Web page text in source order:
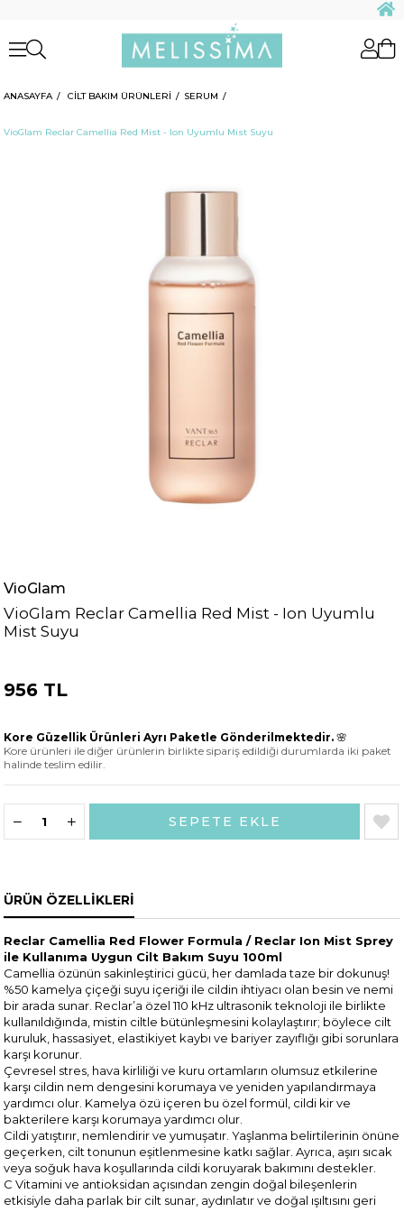
ANASAYFA CİLT BAKIM ÜRÜNLERİ SERUM
VioGlam Reclar Camellia Red Mist - Ion Uyumlu Mist Suyu
VioGlam Reclar Camellia Red Mist - Ion Uyumlu
Mist Suyu
VioGlam
956 TL
Kore Güzellik Ürünleri Ayrı Paketle Gönderilmektedir. 🌸
Kore ürünleri ile diğer ürünlerin birlikte sipariş edildiği durumlarda iki paket
halinde teslim edilir.
ÜRÜN ÖZELLIKLERI
Reclar Camellia Red Flower Formula / Reclar Ion Mist Sprey
ile Kullanıma Uygun Cilt Bakım Suyu 100ml
Camellia özünün sakinleştirici gücü, her damlada taze bir dokunuş!
%50 kamelya çiçeği suyu içeriği ile cildin ihtiyacı olan besin ve nemi
bir arada sunar. Reclar’a özel 110 kHz ultrasonik teknoloji ile birlikte
kullanıldığında, mistin ciltle bütünleşmesini kolaylaştırır; böylece cilt
kuruluk, hassasiyet, elastikiyet kaybı ve bariyer zayıflığı gibi sorunlara
karşı korunur.
Çevresel stres, hava kirliliği ve kuru ortamların olumsuz etkilerine
karşı cildin nem dengesini korumaya ve yeniden yapılandırmaya
yardımcı olur. Kamelya özü içeren bu özel formül, cildi kir ve
bakterilere karşı korumaya yardımcı olur.
Cildi yatıştırır, nemlendirir ve yumuşatır. Yaşlanma belirtilerinin önüne
geçerken, cilt tonunun eşitlenmesine katkı sağlar. Ayrıca, aşırı sıcak
veya soğuk hava koşullarında cildi koruyarak bakımını destekler.
C Vitamini ve antioksidan açısından zengin doğal bileşenlerin
etkisiyle daha parlak bir cilt sunar, aydınlatır ve doğal ışıltısını geri